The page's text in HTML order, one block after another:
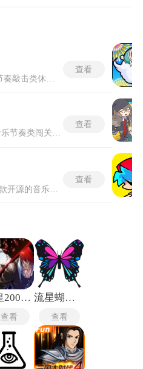
osu音游手机版是节奏敲击类休闲游戏，依托动听旋律搭配多样下落音符构成核心玩乐形式，收录海量不同曲风曲目，曲风涵盖流行、动漫配乐等多种类型。osu音游手机版适配移动触屏设备的游玩形态，脱离固定设备限制，可随身开启节奏击打玩法，适配移动端触控交互逻辑，画面按键布局贴合手持握持使用习惯。游玩过程跟随音乐节拍触碰对应点位，把控按压滑动的时机就能完成关卡挑战。画面视觉效果层次丰富，击打反馈体感直观，还能自行调整游玩画面与音符样式，依靠听觉感知配合手部动作就能沉浸在律动氛围当中。
查看
查看
查看
拳皇2002魔幻二
查看
流星蝴蝶剑9.07手机版
查看